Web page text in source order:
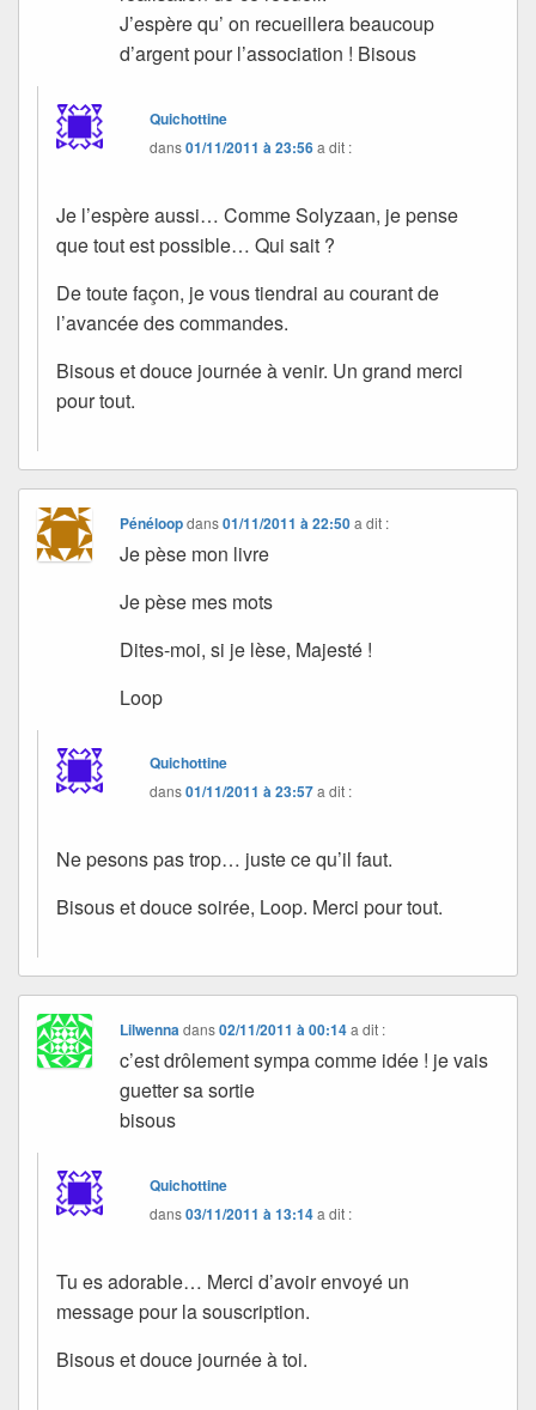
J’espère qu’ on recueillera beaucoup
d’argent pour l’association ! Bisous
Quichottine
dans01/11/2011 à 23:56a dit :
Je l’espère aussi… Comme Solyzaan, je pense
que tout est possible… Qui sait ?
De toute façon, je vous tiendrai au courant de
l’avancée des commandes.
Bisous et douce journée à venir. Un grand merci
pour tout.
Pénéloopdans01/11/2011 à 22:50 a dit :
Je pèse mon livre
Je pèse mes mots
Dites-moi, si je lèse, Majesté !
Loop
Quichottine
dans01/11/2011 à 23:57a dit :
Ne pesons pas trop… juste ce qu’il faut.
Bisous et douce soirée, Loop. Merci pour tout.
Lilwenna dans02/11/2011 à 00:14 a dit :
c’est drôlement sympa comme idée ! je vais
guetter sa sortie
bisous
Quichottine
dans03/11/2011 à 13:14a dit :
Tu es adorable… Merci d’avoir envoyé un
message pour la souscription.
Bisous et douce journée à toi.